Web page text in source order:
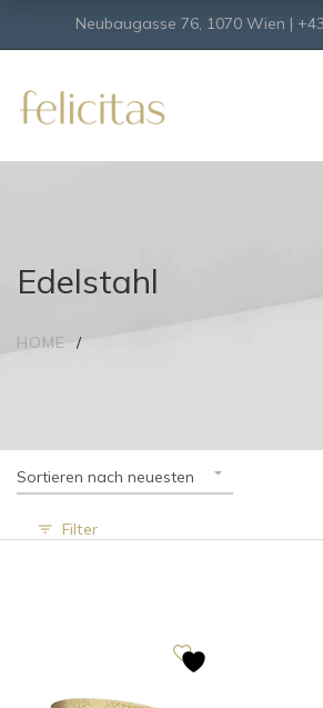
Neubaugasse 76, 1070 Wien |
Edelstahl
HOME
Sortieren nach neuesten
Filter